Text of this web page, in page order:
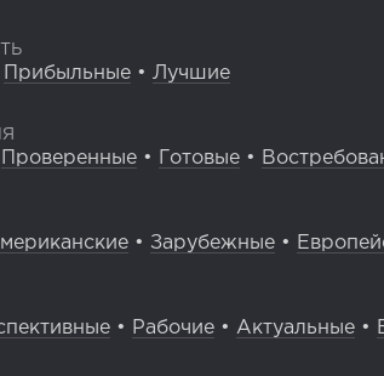
Прибыльные • Лучшие
Проверенные • Готовые •
• Зарубежные •
• Рабочие • Актуальные •